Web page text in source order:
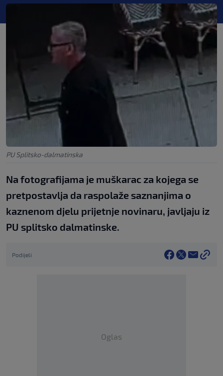
PU Splitsko-dalmatinska
Na fotografijama je muškarac za kojega se
pretpostavlja da raspolaže saznanjima o
kaznenom djelu prijetnje novinaru, javljaju iz
PU splitsko dalmatinske.
Podijeli
Oglas